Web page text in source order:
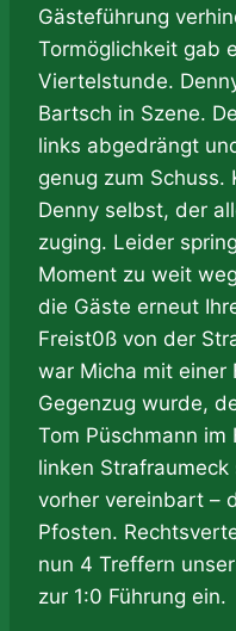
Gästeführung
Tormöglichkeit gab
Viertelstunde.
Bartsch in Szene.
links abgedrängt
genug zum Schuss.
Denny selbst, der
zuging. Leider
Moment zu weit
die Gäste erneut
Freist0ß von der
war Micha mit einer
Gegenzug wurde,
Tom Püschmann
linken
vorher vereinbart –
Pfosten.
nun 4 Treffern
zur 1:0 Führung ein.